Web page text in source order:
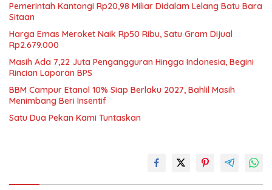
Pemerintah Kantongi Rp20,98 Miliar Didalam Lelang Batu Bara
Sitaan
Harga Emas Meroket Naik Rp50 Ribu, Satu Gram Dijual
Rp2.679.000
Masih Ada 7,22 Juta Pengangguran Hingga Indonesia, Begini
Rincian Laporan BPS
BBM Campur Etanol 10% Siap Berlaku 2027, Bahlil Masih
Menimbang Beri Insentif
Satu Dua Pekan Kami Tuntaskan